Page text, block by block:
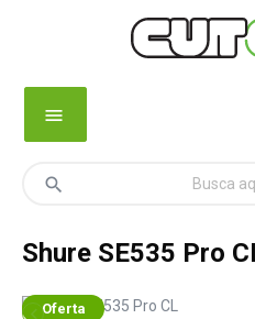
menu
search
Shure SE535 Pro
Oferta